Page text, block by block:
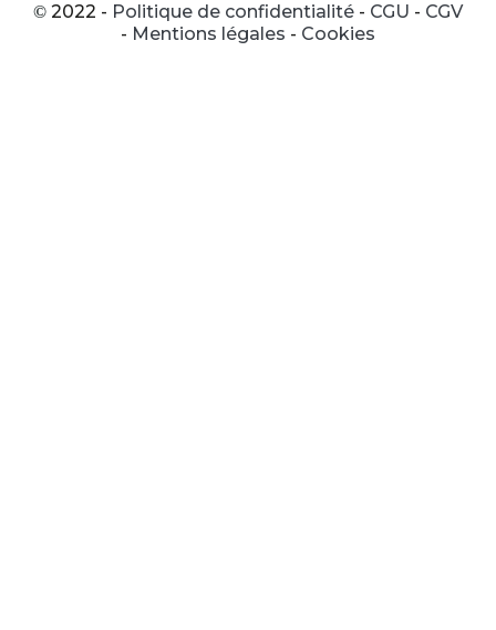
© 2022 - Politique de confidentialité - CGU - CGV
- Mentions légales - Cookies